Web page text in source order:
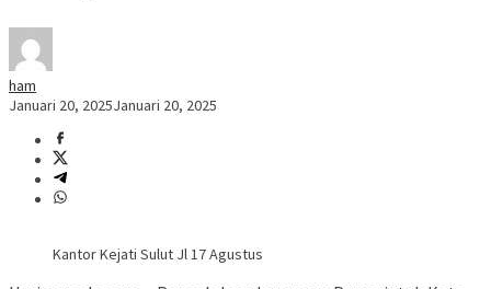
ham
Januari 20, 2025Januari 20, 2025
Kantor Kejati Sulut Jl 17 Agustus